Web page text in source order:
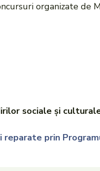
organizate de
sociale și
prin